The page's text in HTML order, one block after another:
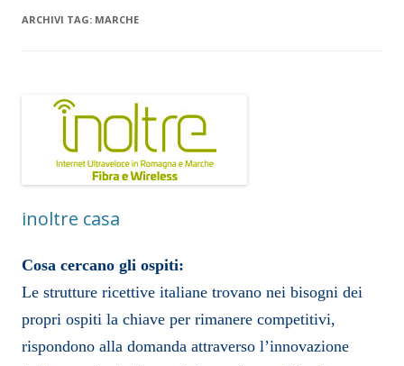
ARCHIVI TAG: MARCHE
inoltre casa
Cosa cercano gli ospiti:
Le strutture ricettive italiane trovano nei bisogni dei
propri ospiti la chiave per rimanere competitivi,
rispondono alla domanda attraverso l’innovazione